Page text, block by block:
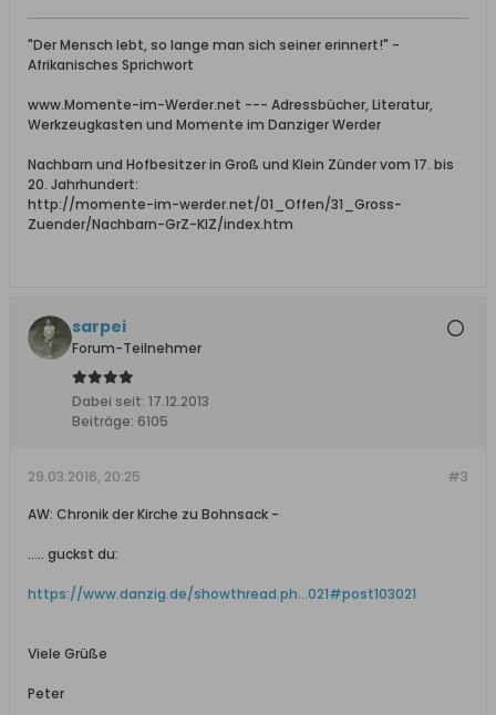
"Der Mensch lebt, so lange man sich seiner erinnert!" -
Afrikanisches Sprichwort
www.Momente-im-Werder.net --- Adressbücher, Literatur,
Werkzeugkasten und Momente im Danziger Werder
Nachbarn und Hofbesitzer in Groß und Klein Zünder vom 17. bis
20. Jahrhundert:
http://momente-im-werder.net/01_Offen/31_Gross-
Zuender/Nachbarn-GrZ-KlZ/index.htm
sarpei
Forum-Teilnehmer
Dabei seit: 17.12.2013
Beiträge: 6105
#3
29.03.2016, 20:25
AW: Chronik der Kirche zu Bohnsack -
..... guckst du:
https://www.danzig.de/showthread.ph...021#post103021
Viele Grüße
Peter